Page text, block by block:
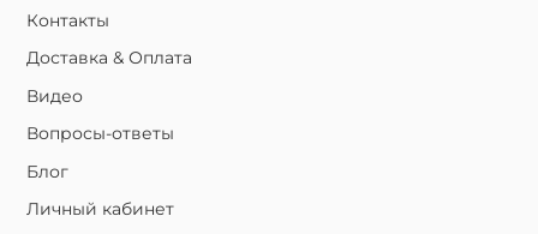
Контакты
Доставка & Оплата
Видео
Вопросы-ответы
Блог
Личный кабинет